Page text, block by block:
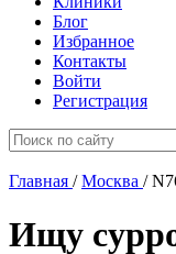
Блог
Избранное
Контакты
Войти
Регистрация
Главная / Москва /
Ищу